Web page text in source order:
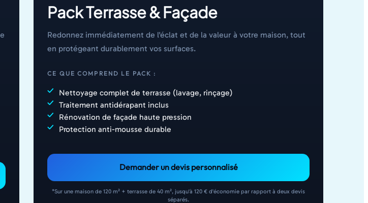
Pack Terrasse & Façade
Redonnez immédiatement de l'éclat et de la valeur à votre maison, tout
en protégeant durablement vos surfaces.
CE QUE COMPREND LE PACK :
Nettoyage complet de terrasse (lavage, rinçage)
Traitement antidérapant inclus
Rénovation de façade haute pression
Protection anti-mousse durable
Demander un devis personnalisé
*Sur une maison de 120 m² + terrasse de 40 m², jusqu'à 120 € d'économie par rapport à deux devis
séparés.